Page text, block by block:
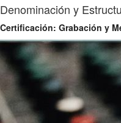
Denominación y
Certificación: Grabación y